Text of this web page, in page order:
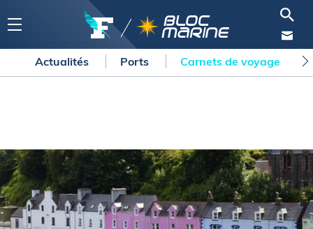
Actualités Ports Carnets de voyage